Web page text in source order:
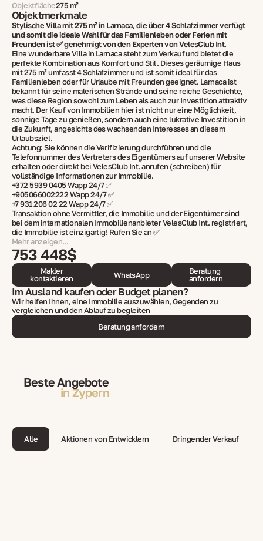
Objektfläche275 m²
Objektmerkmale
Stylische Villa mit 275 m² in Larnaca, die über 4 Schlafzimmer verfügt
und somit die ideale Wahl für das Familienleben oder Ferien mit
Freunden ist ✅ genehmigt von den Experten von VelesClub Int.
Eine wunderbare Villa in Larnaca steht zum Verkauf und bietet die
perfekte Kombination aus Komfort und Stil. Dieses geräumige Haus
mit 275 m² umfasst 4 Schlafzimmer und ist somit ideal für das
Familienleben oder für Urlaube mit Freunden geeignet. Larnaca ist
bekannt für seine malerischen Strände und seine reiche Geschichte,
was diese Region sowohl zum Leben als auch zur Investition attraktiv
macht. Der Kauf von Immobilien hier ist nicht nur eine Möglichkeit,
sonnige Tage zu genießen, sondern auch eine lukrative Investition in
die Zukunft, angesichts des wachsenden Interesses an diesem
Urlaubsziel.
Achtung: Sie können die Verifizierung durchführen und die
Telefonnummer des Vertreters des Eigentümers auf unserer Website
erhalten oder direkt bei VelesClub Int. anrufen (schreiben) für
vollständige Informationen zur Immobilie.
+372 5939 0405 Wapp 24/7 ✅
+905066002222 Wapp 24/7 ✅
+7 931 206 02 22 Wapp 24/7 ✅
Transaktion ohne Vermittler, die Immobilie und der Eigentümer sind
bei dem internationalen Immobilienanbieter VelesClub Int. registriert,
die Immobilie ist einzigartig! Rufen Sie an ✅
Mehr anzeigen...
753 448$
Makler
kontaktieren
WhatsApp
Beratung
anfordern
Im Ausland kaufen oder Budget planen?
Wir helfen Ihnen, eine Immobilie auszuwählen, Gegenden zu
vergleichen und den Ablauf zu begleiten
Beratung anfordern
Beste Angebote
in Zypern
Alle Aktionen von Entwicklern Dringender Verkauf